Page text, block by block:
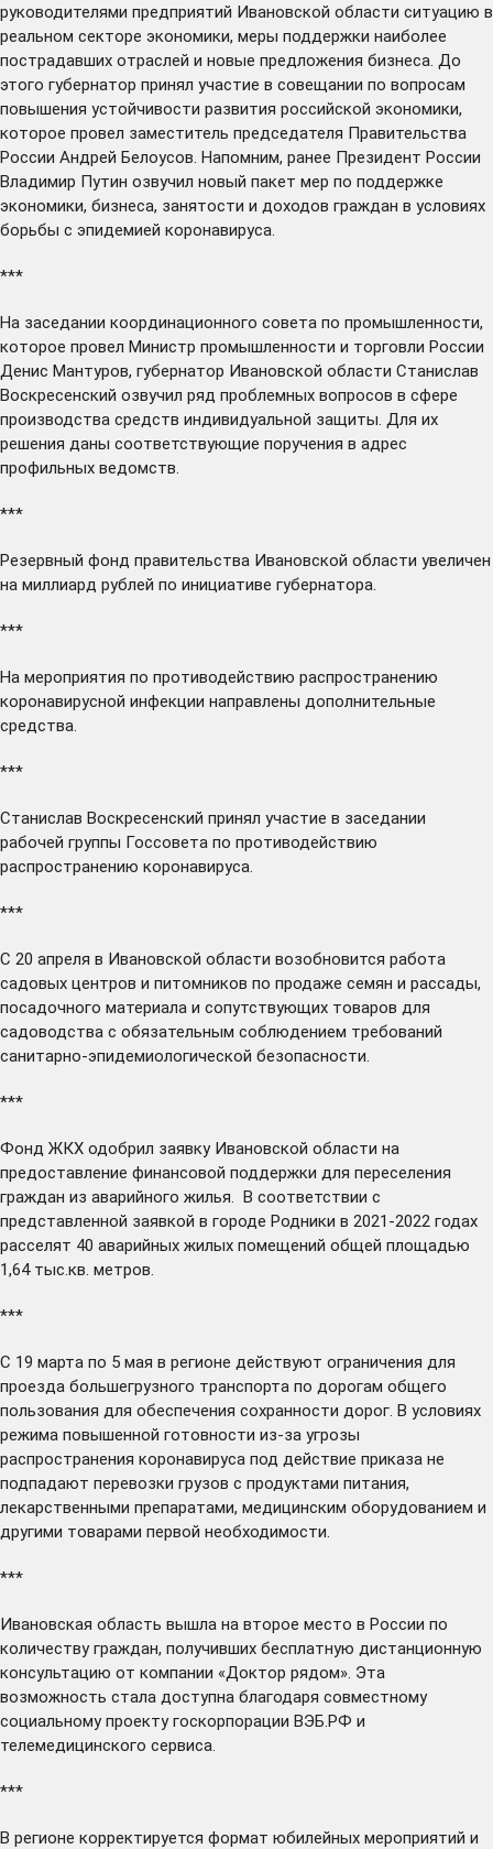
руководителями предприятий Ивановской области ситуацию в
реальном секторе экономики, меры поддержки наиболее
пострадавших отраслей и новые предложения бизнеса. До
этого губернатор принял участие в совещании по вопросам
повышения устойчивости развития российской экономики,
которое провел заместитель председателя Правительства
России Андрей Белоусов. Напомним, ранее Президент России
Владимир Путин озвучил новый пакет мер по поддержке
экономики, бизнеса, занятости и доходов граждан в условиях
борьбы с эпидемией коронавируса.
***
На заседании координационного совета по промышленности,
которое провел Министр промышленности и торговли России
Денис Мантуров, губернатор Ивановской области Станислав
Воскресенский озвучил ряд проблемных вопросов в сфере
производства средств индивидуальной защиты. Для их
решения даны соответствующие поручения в адрес
профильных ведомств.
***
Резервный фонд правительства Ивановской области увеличен
на миллиард рублей по инициативе губернатора.
***
На мероприятия по противодействию распространению
коронавирусной инфекции направлены дополнительные
средства.
***
Станислав Воскресенский принял участие в заседании
рабочей группы Госсовета по противодействию
распространению коронавируса.
***
С 20 апреля в Ивановской области возобновится работа
садовых центров и питомников по продаже семян и рассады,
посадочного материала и сопутствующих товаров для
садоводства с обязательным соблюдением требований
санитарно-эпидемиологической безопасности.
***
Фонд ЖКХ одобрил заявку Ивановской области на
предоставление финансовой поддержки для переселения
граждан из аварийного жилья. В соответствии с
представленной заявкой в городе Родники в 2021-2022 годах
расселят 40 аварийных жилых помещений общей площадью
1,64 тыс.кв. метров.
***
С 19 марта по 5 мая в регионе действуют ограничения для
проезда большегрузного транспорта по дорогам общего
пользования для обеспечения сохранности дорог. В условиях
режима повышенной готовности из-за угрозы
распространения коронавируса под действие приказа не
подпадают перевозки грузов с продуктами питания,
лекарственными препаратами, медицинским оборудованием и
другими товарами первой необходимости.
***
Ивановская область вышла на второе место в России по
количеству граждан, получивших бесплатную дистанционную
консультацию от компании «Доктор рядом». Эта
возможность стала доступна благодаря совместному
социальному проекту госкорпорации ВЭБ.РФ и
телемедицинского сервиса.
***
В регионе корректируется формат юбилейных мероприятий и